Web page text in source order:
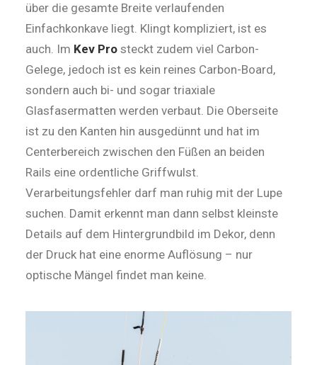
über die gesamte Breite verlaufenden
Einfachkonkave liegt. Klingt kompliziert, ist es
auch. Im Kev Pro steckt zudem viel Carbon-
Gelege, jedoch ist es kein reines Carbon-Board,
sondern auch bi- und sogar triaxiale
Glasfasermatten werden verbaut. Die Oberseite
ist zu den Kanten hin ausgedünnt und hat im
Centerbereich zwischen den Füßen an beiden
Rails eine ordentliche Griffwulst.
Verarbeitungsfehler darf man ruhig mit der Lupe
suchen. Damit erkennt man dann selbst kleinste
Details auf dem Hin­tergrundbild im Dekor, denn
der Druck hat eine enorme Auflösung – nur
optische Mängel findet man keine.